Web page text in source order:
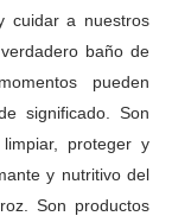
cuidar a nuestros
baño de
pueden
significado. Son
proteger y
y nutritivo del
Son productos